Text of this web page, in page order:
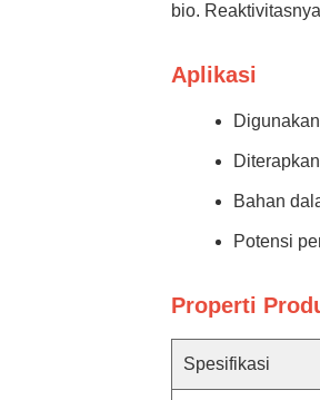
bio.
Aplikasi
Bahan
Potensi
Properti
Spesifikasi